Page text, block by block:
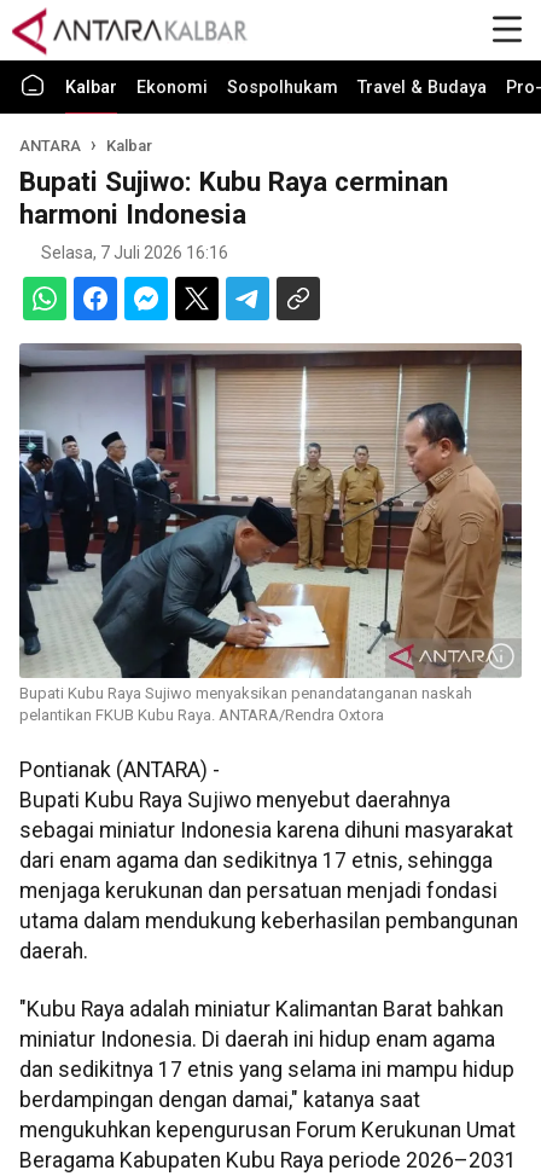
Kalbar Ekonomi Sospolhukam Travel & Budaya
ANTARA Kalbar
Bupati Sujiwo: Kubu Raya cerminan
harmoni Indonesia
Selasa, 7 Juli 2026 16:16
Bupati Kubu Raya Sujiwo menyaksikan penandatanganan naskah
pelantikan FKUB Kubu Raya. ANTARA/Rendra Oxtora
Pontianak (ANTARA) -
Bupati Kubu Raya Sujiwo menyebut daerahnya
sebagai miniatur Indonesia karena dihuni masyarakat
dari enam agama dan sedikitnya 17 etnis, sehingga
menjaga kerukunan dan persatuan menjadi fondasi
utama dalam mendukung keberhasilan pembangunan
daerah.
"Kubu Raya adalah miniatur Kalimantan Barat bahkan
miniatur Indonesia. Di daerah ini hidup enam agama
dan sedikitnya 17 etnis yang selama ini mampu hidup
berdampingan dengan damai," katanya saat
mengukuhkan kepengurusan Forum Kerukunan Umat
Beragama Kabupaten Kubu Raya periode 2026–2031